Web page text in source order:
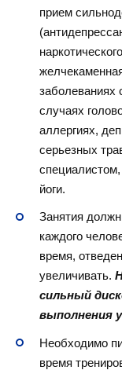
прием
заболеваниях
случаях
аллергиях,
серьезных
йоги.
Занятия
каждого
время,
увеличивать.
сильный
выполнения
Необходимо
время